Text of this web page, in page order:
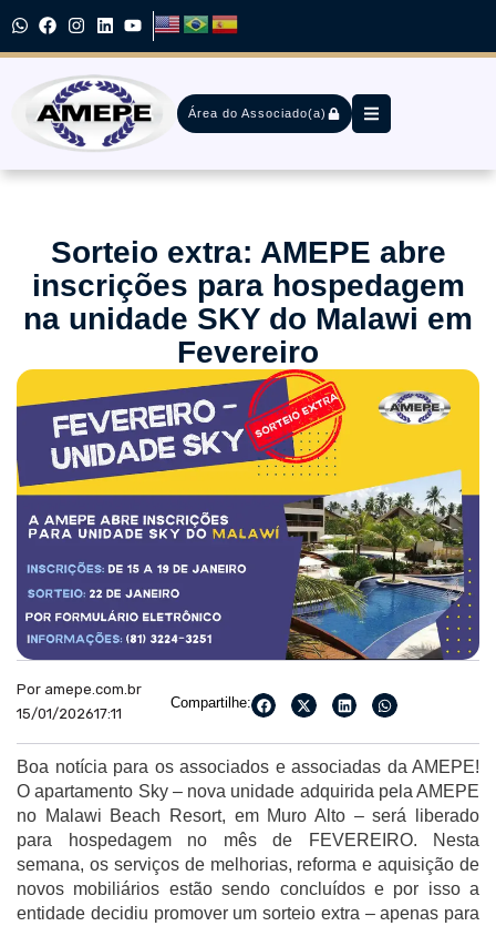
Área do Associado(a)
Sorteio extra: AMEPE abre
inscrições para hospedagem
na unidade SKY do Malawi em
Fevereiro
Por amepe.com.br
15/01/202617:11
Compartilhe:
Boa notícia para os associados e associadas da AMEPE!
O apartamento Sky – nova unidade adquirida pela AMEPE
no Malawi Beach Resort, em Muro Alto – será liberado
para hospedagem no mês de FEVEREIRO. Nesta
semana, os serviços de melhorias, reforma e aquisição de
novos mobiliários estão sendo concluídos e por isso a
entidade decidiu promover um sorteio extra – apenas para